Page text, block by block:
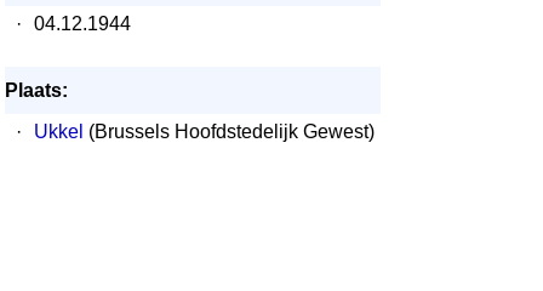
·
04.12.1944
Plaats:
·
Ukkel (Brussels Hoofdstedelijk Gewest)